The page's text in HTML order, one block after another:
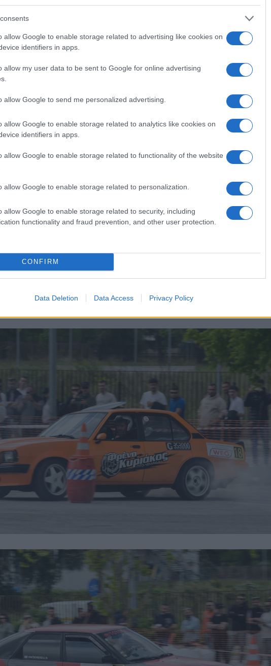
allow Google to enable storage related to advertising like cookies on
identifiers in apps.
allow my user data to be sent to Google for online advertising
allow Google to send me personalized advertising.
allow Google to enable storage related to analytics like cookies on
identifiers in apps.
allow Google to enable storage related to functionality of the website
allow Google to enable storage related to personalization.
allow Google to enable storage related to security, including
functionality and fraud prevention, and other user protection.
CONFIRM
Data Deletion Data Access Privacy Policy
περιοχή της Δυτικής Μακεδονίας αλλά και όλης της
παρακολούθησαν εντυπωσιακές προσπάθειες, γρήγορους
δοκιμασίες δεξιοτεχνίας.
έδωσαν τον καλύτερό τους εαυτό σε μια απαιτητική
να κινούνται με ταχύτητα και ακρίβεια, αποσπώντας
οργάνωση, επιβεβαιώνοντας την εμπειρία και τη δυναμική
μηχανοκίνητου αθλητισμού.
τη σελίδα της Λέσχης στο Facebook (από το odiss.gr):